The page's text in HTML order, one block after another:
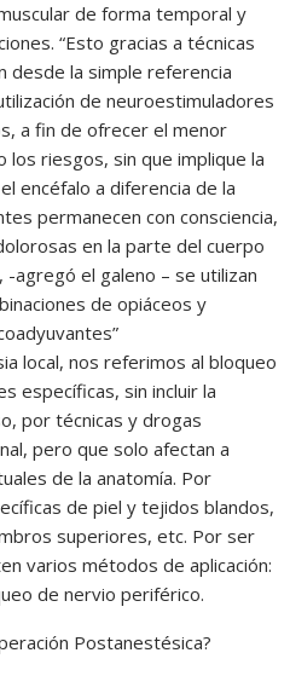
de forma temporal y
“Esto gracias a técnicas
desde la simple referencia
de neuroestimuladores
a fin de ofrecer el menor
los riesgos, sin que implique la
encéfalo a diferencia de la
permanecen con consciencia,
en la parte del cuerpo
agregó el galeno – se utilizan
de opiáceos y
local, nos referimos al bloqueo
específicas, sin incluir la
por técnicas y drogas
pero que solo afectan a
de la anatomía. Por
de piel y tejidos blandos,
superiores, etc. Por ser
varios métodos de aplicación:
de nervio periférico.
Postanestésica?